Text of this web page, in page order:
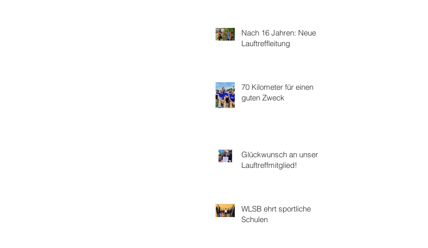
Nach 16 Jahren: Neue
Lauftreffleitung
70 Kilometer für einen
guten Zweck
Glückwunsch an unser
Lauftreffmitglied!
WLSB ehrt sportliche
Schulen